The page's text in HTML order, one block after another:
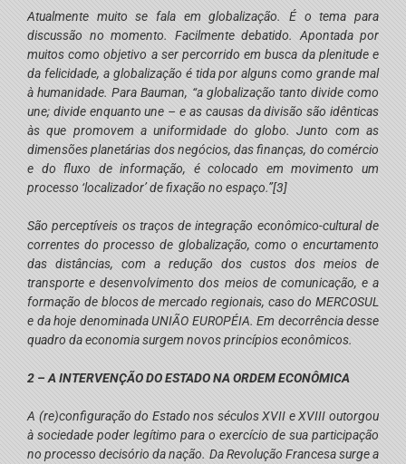
Atualmente muito se fala em globalização. É o tema para
discussão no momento. Facilmente debatido. Apontada por
muitos como objetivo a ser percorrido em busca da plenitude e
da felicidade, a globalização é tida por alguns como grande mal
à humanidade. Para Bauman, “a globalização tanto divide como
une; divide enquanto une – e as causas da divisão são idênticas
às que promovem a uniformidade do globo. Junto com as
dimensões planetárias dos negócios, das finanças, do comércio
e do fluxo de informação, é colocado em movimento um
processo ‘localizador’ de fixação no espaço.”[3]
São perceptíveis os traços de integração econômico-cultural de
correntes do processo de globalização, como o encurtamento
das distâncias, com a redução dos custos dos meios de
transporte e desenvolvimento dos meios de comunicação, e a
formação de blocos de mercado regionais, caso do MERCOSUL
e da hoje denominada UNIÃO EUROPÉIA. Em decorrência desse
quadro da economia surgem novos princípios econômicos.
2 – A INTERVENÇÃO DO ESTADO NA ORDEM ECONÔMICA
A (re)configuração do Estado nos séculos XVII e XVIII outorgou
à sociedade poder legítimo para o exercício de sua participação
no processo decisório da nação. Da Revolução Francesa surge a